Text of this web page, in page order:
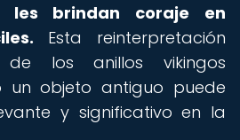
les brindan coraje en
Esta reinterpretación
de los anillos vikingos
un objeto antiguo puede
y significativo en la